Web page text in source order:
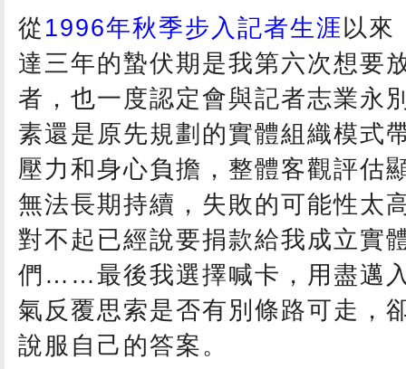
從 1996年秋季步入記者生涯 以來
達三年的蟄伏期是我第六次想要
者，也一度認定會與記者志業永
素還是原先規劃的實體組織模式
壓力和身心負擔，整體客觀評估
無法長期持續，失敗的可能性太
對不起已經說要捐款給我成立實
們……最後我選擇喊卡，用盡邁
氣反覆思索是否有別條路可走，
說服自己的答案。